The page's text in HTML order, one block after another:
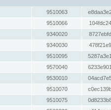
9510063
9510066
9340020
9340030
9510095
9570040
9530010
9510070
9510075